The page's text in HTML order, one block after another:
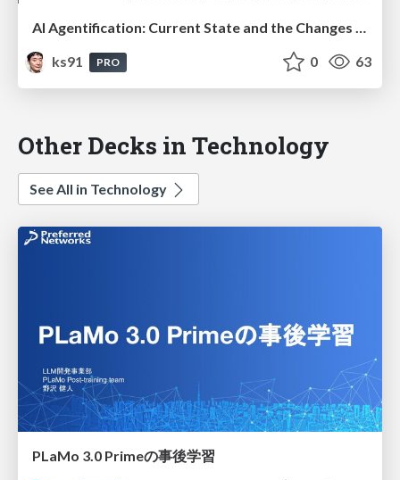
AI Agentification: Current State and the Changes Ahead
ks91
PRO 0 63
Other Decks in Technology
See All in Technology
PLaMo 3.0 Primeの事後学習